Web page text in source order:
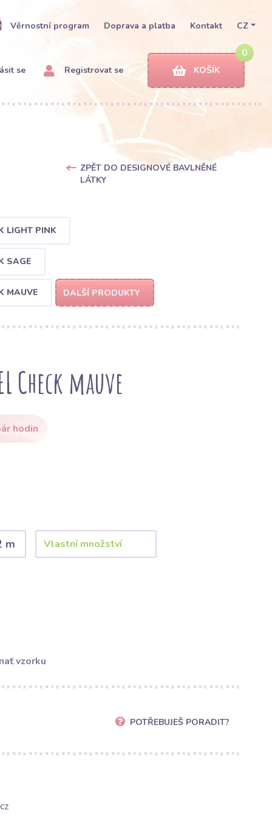
Věrnostní program Doprava a platba Kontakt CZ
se Registrovat se
0
KOŠÍK
ZPĚT DO DESIGNOVÉ BAVLNĚNÉ
LÁTKY
LIGHT PINK
SAGE
MAUVE DALŠÍ PRODUKTY
Check mauve
hodin
m
vzorku
POTŘEBUJEŠ PORADIT?